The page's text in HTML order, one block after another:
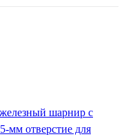
шарнир с
мм отверстие для